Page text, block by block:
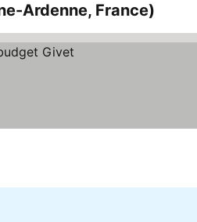
Ardenne, France)